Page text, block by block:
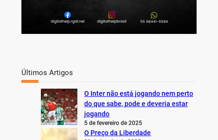
Últimos Artigos
O Inter não está jogando nem perto
do que sabe, pode e deveria estar
jogando
5 de fevereiro de 2025
O Preço da Liberdade